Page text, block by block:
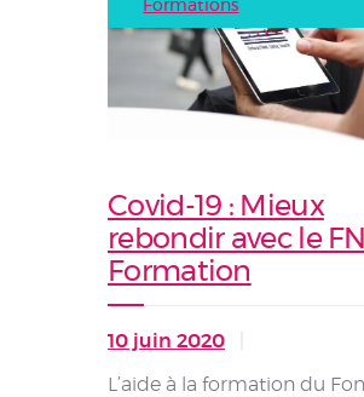
Formations
Covid-19 : Mieux
rebondir avec le
Formation
10 juin 2020
L’aide à la formation du